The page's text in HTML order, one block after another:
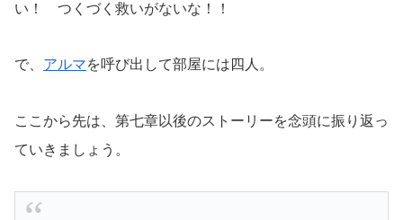
い！ つくづく救いがないな！！
で、 アルマを呼び出して部屋には四人。
ここから先は、第七章以後のストーリーを念頭に振り返っ
ていきましょう。